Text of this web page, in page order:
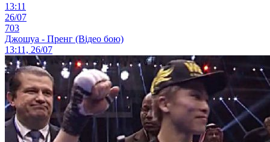
13:11
26/07
703
Джошуа - Пренг (Відео бою)
13:11, 26/07